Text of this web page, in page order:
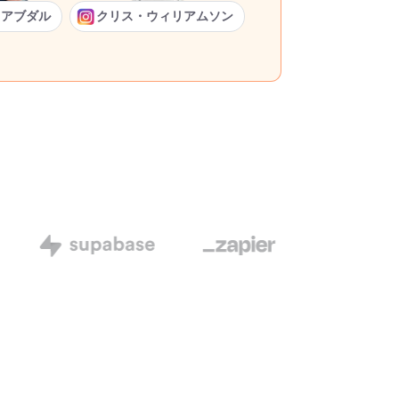
ブダル クリス・ウィリアムソン